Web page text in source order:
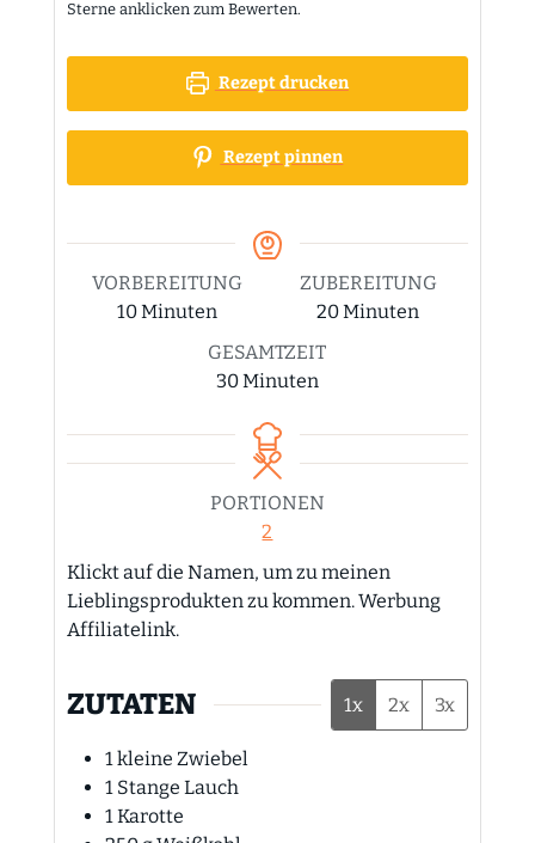
Sterne anklicken zum Bewerten.
Rezept drucken
Rezept pinnen
VORBEREITUNG
10Minuten
Minuten
ZUBEREITUNG
20Minuten
Minuten
GESAMTZEIT
30Minuten
Minuten
PORTIONEN
2
Klickt auf die Namen, um zu meinen
Lieblingsprodukten zu kommen. Werbung
Affiliatelink.
ZUTATEN 1x 2x 3x
1kleine Zwiebel
1 Stange Lauch
1Karotte